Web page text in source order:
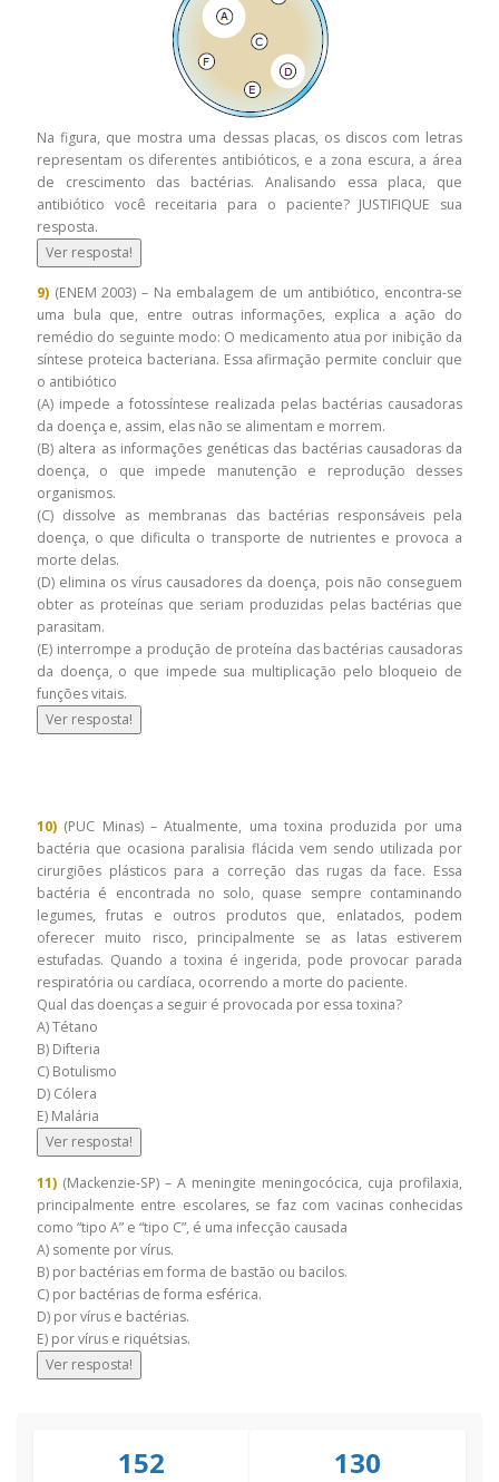
Na figura, que mostra uma dessas placas, os discos com letras
representam os diferentes antibióticos, e a zona escura, a área
de crescimento das bactérias. Analisando essa placa, que
antibiótico você receitaria para o paciente? JUSTIFIQUE sua
resposta.
Ver resposta!
9) (ENEM 2003) – Na embalagem de um antibiótico, encontra-se
uma bula que, entre outras informações, explica a ação do
remédio do seguinte modo: O medicamento atua por inibição da
síntese proteica bacteriana. Essa afirmação permite concluir que
o antibiótico
(A) impede a fotossíntese realizada pelas bactérias causadoras
da doença e, assim, elas não se alimentam e morrem.
(B) altera as informações genéticas das bactérias causadoras da
doença, o que impede manutenção e reprodução desses
organismos.
(C) dissolve as membranas das bactérias responsáveis pela
doença, o que dificulta o transporte de nutrientes e provoca a
morte delas.
(D) elimina os vírus causadores da doença, pois não conseguem
obter as proteínas que seriam produzidas pelas bactérias que
parasitam.
(E) interrompe a produção de proteína das bactérias causadoras
da doença, o que impede sua multiplicação pelo bloqueio de
funções vitais.
Ver resposta!
10) (PUC Minas) – Atualmente, uma toxina produzida por uma
bactéria que ocasiona paralisia flácida vem sendo utilizada por
cirurgiões plásticos para a correção das rugas da face. Essa
bactéria é encontrada no solo, quase sempre contaminando
legumes, frutas e outros produtos que, enlatados, podem
oferecer muito risco, principalmente se as latas estiverem
estufadas. Quando a toxina é ingerida, pode provocar parada
respiratória ou cardíaca, ocorrendo a morte do paciente.
Qual das doenças a seguir é provocada por essa toxina?
A) Tétano
B) Difteria
C) Botulismo
D) Cólera
E) Malária
Ver resposta!
11) (Mackenzie-SP) – A meningite meningocócica, cuja profilaxia,
principalmente entre escolares, se faz com vacinas conhecidas
como “tipo A” e “tipo C”, é uma infecção causada
A) somente por vírus.
B) por bactérias em forma de bastão ou bacilos.
C) por bactérias de forma esférica.
D) por vírus e bactérias.
E) por vírus e riquétsias.
Ver resposta!
152 130